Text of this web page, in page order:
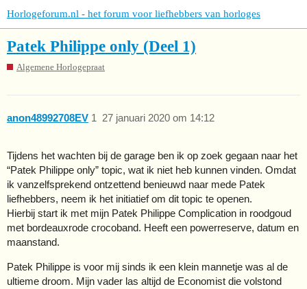
Horlogeforum.nl - het forum voor liefhebbers van horloges
Patek Philippe only (Deel 1)
Algemene Horlogepraat
anon48992708EV 27 januari 2020 om 14:12
1
Tijdens het wachten bij de garage ben ik op zoek gegaan naar het
“Patek Philippe only” topic, wat ik niet heb kunnen vinden. Omdat
ik vanzelfsprekend ontzettend benieuwd naar mede Patek
liefhebbers, neem ik het initiatief om dit topic te openen.
Hierbij start ik met mijn Patek Philippe Complication in roodgoud
met bordeauxrode crocoband. Heeft een powerreserve, datum en
maanstand.
Patek Philippe is voor mij sinds ik een klein mannetje was al de
ultieme droom. Mijn vader las altijd de Economist die volstond